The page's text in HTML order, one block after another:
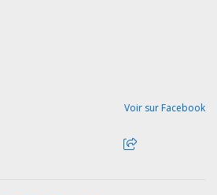
Voir sur Facebook